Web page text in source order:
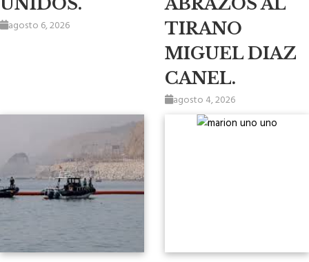
agosto 6, 2026
TIRANO
MIGUEL DIAZ
CANEL.
agosto 4, 2026